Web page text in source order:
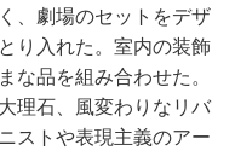
、劇場のセットをデザ
り入れた。室内の装飾
な品を組み合わせた。
理石、風変わりなリバ
ストや表現主義のアー